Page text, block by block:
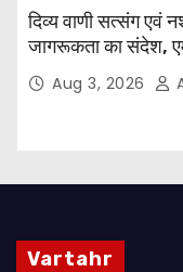
दिव्य वाणी सत्संग एवं
जागरूकता का संदेश,
संकल्पAug 3, 2026
Vartahr